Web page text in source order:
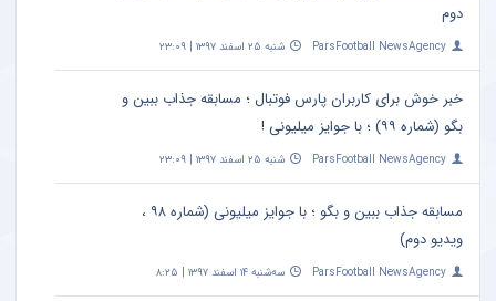
دوم
ParsFootball NewsAgency شنبه ۲۵ اسفند ۱۳۹۷ | ۲۳:۰۹
خبر خوش برای کاربران پارس فوتبال ؛ مسابقه جذاب ببین و
بگو (شماره ۹۹) ؛ با جوایز میلیونی !
ParsFootball NewsAgency شنبه ۲۵ اسفند ۱۳۹۷ | ۲۳:۰۹
مسابقه جذاب ببین و بگو ؛ با جوایز میلیونی (شماره ۹۸ ،
ویدیو دوم)
ParsFootball NewsAgency سه‌شنبه ۱۴ اسفند ۱۳۹۷ | ۸:۲۵